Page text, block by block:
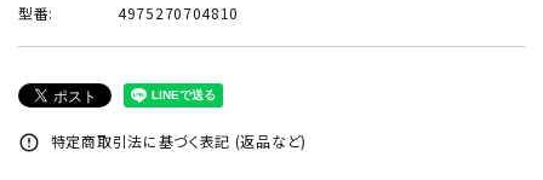
型番: 4975270704810
error_outline 特定商取引法に基づく表記 (返品など)